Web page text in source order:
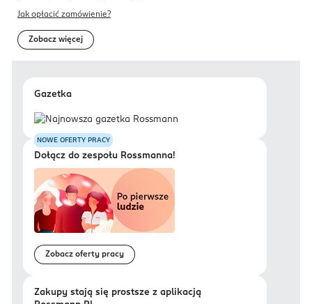
Jak opłacić zamówienie?
Zobacz więcej
Gazetka
NOWE OFERTY PRACY
Dołącz do zespołu Rossmanna!
Zobacz oferty pracy
Zakupy stają się prostsze z aplikacją